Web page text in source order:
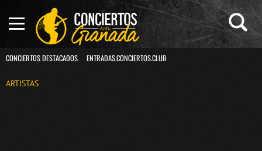
CONCIERTOS DESTACADOS ENTRADAS.CONCIERTOS.CLUB
ARTISTAS